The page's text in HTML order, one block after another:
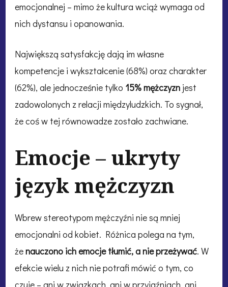
emocjonalnej – mimo że kultura wciąż wymaga od
nich dystansu i opanowania.
Największą satysfakcję dają im własne
kompetencje i wykształcenie (68%) oraz charakter
(62%), ale jednocześnie tylko 15% mężczyzn jest
zadowolonych z relacji międzyludzkich. To sygnał,
że coś w tej równowadze zostało zachwiane.
Emocje – ukryty
język mężczyzn
Wbrew stereotypom mężczyźni nie są mniej
emocjonalni od kobiet. Różnica polega na tym,
żenauczono ich emocje tłumić, a nie przeżywać. W
efekcie wielu z nich nie potrafi mówić o tym, co
czuje – ani w związkach, ani w przyjaźniach, ani